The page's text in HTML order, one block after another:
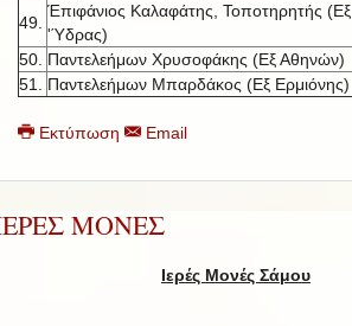
49.
Έπιφάνιος Καλαφάτης, Τοποτηρητής (Εξ
'Ύδρας)
50. Παντελεήμων Χρυσοφάκης (Εξ Αθηνών)
51.
Παντελεήμων Μπαρδάκος (Εξ Ερμιόνης)
Εκτύπωση Email
ΜΟΝΕΣ
Ιερές Μονές Σάμου